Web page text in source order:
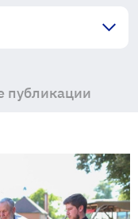
публикации